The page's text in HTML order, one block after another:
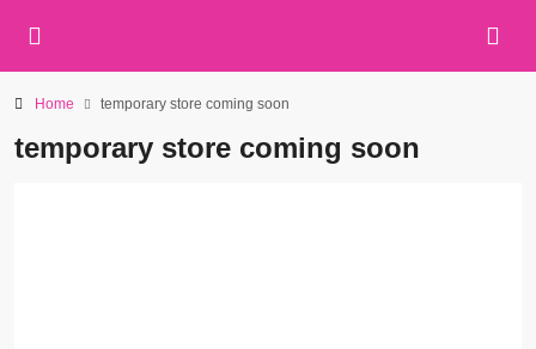
Home temporary store coming soon
temporary store coming soon